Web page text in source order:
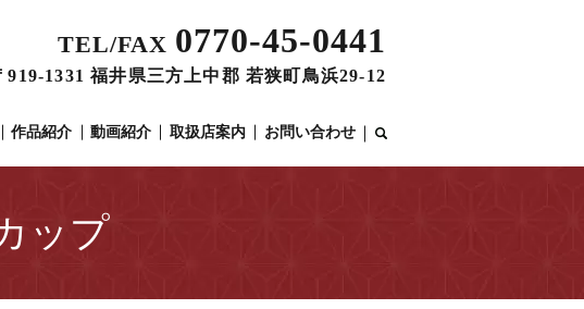
作品紹介 動画紹介 取扱店案内 お問い合わせ
TEL/FAX 0770-45-0441
919-1331 福井県三方上中郡 若狭町鳥浜29-12
ップ